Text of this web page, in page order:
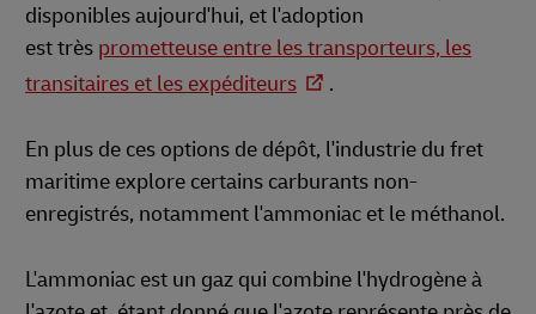
disponibles aujourd'hui, et l'adoption
est très prometteuse entre les transporteurs, les
transitaires et les expéditeurs
.
En plus de ces options de dépôt, l'industrie du fret
maritime explore certains carburants non-
enregistrés, notamment l'ammoniac et le méthanol.
L'ammoniac est un gaz qui combine l'hydrogène à